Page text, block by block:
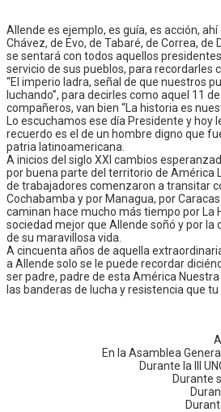
Allende es ejemplo, es guía, es acción,
Chávez, de Evo, de Tabaré, de Correa, de
se sentará con todos aquellos
servicio de sus pueblos, para recordarles
“El imperio ladra, señal de que nuestros
luchando”, para decirles como aquel 11
compañeros, van bien “La historia es
Lo escuchamos ese día Presidente y hoy
recuerdo es el de un hombre digno que
patria latinoamericana.
A inicios del siglo XXI cambios
por buena parte del territorio de América
de trabajadores comenzaron a transitar
Cochabamba y por Managua, por
caminan hace mucho más tiempo por La
sociedad mejor que Allende soñó y por la
de su maravillosa vida.
A cincuenta años de aquella
a Allende solo se le puede recordar
ser padre, padre de esta América
las banderas de lucha y resistencia que
En la Asamblea
Durante la III
Durante